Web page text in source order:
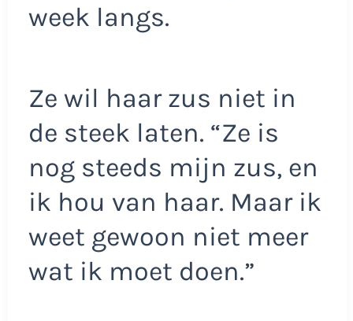
week langs.
Ze wil haar zus niet in
de steek laten. “Ze is
nog steeds mijn zus, en
ik hou van haar. Maar ik
weet gewoon niet meer
wat ik moet doen.”